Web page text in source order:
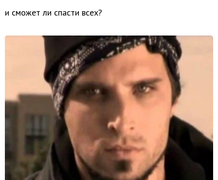
и сможет ли спасти всех?